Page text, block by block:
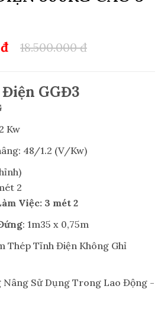
18.500.000 đ
Điện GGĐ3
Kw
48/1.2 (V/Kw)
2
Việc: 3 mét 2
: 1m35 x 0,75m
Thép Tĩnh Điện Không Ghỉ
Nâng Sử Dụng Trong Lao Động -